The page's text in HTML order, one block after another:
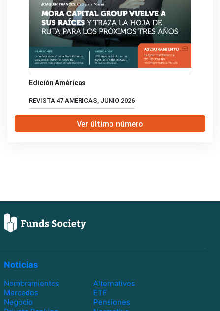
Edición Américas
REVISTA 47 AMERICAS, JUNIO 2026
Ver último número
Noticias
Nombramientos
Alternativos
Mercados
ETF
Negocio
Pensiones